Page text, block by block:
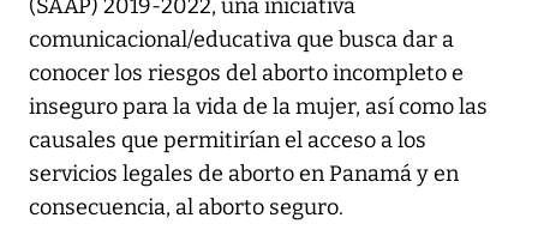
(SAAP) 2019-2022, una iniciativa
comunicacional/educativa que busca dar a
conocer los riesgos del aborto incompleto e
inseguro para la vida de la mujer, así como las
causales que permitirían el acceso a los
servicios legales de aborto en Panamá y en
consecuencia, al aborto seguro.